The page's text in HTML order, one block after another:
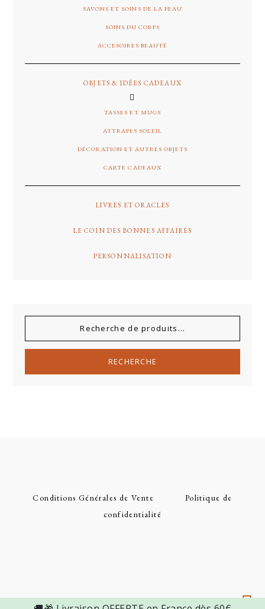
SAVONS ET SOINS DE LA PEAU
SOINS DU CORPS
ACCESOIRES BEAUTÉ
OBJETS & IDÉES CADEAUX
TASSES ET MUGS
ATTRAPES SOLEIL
DÉCORATION ET AUTRES OBJETS
CARTE CADEAUX
LIVRES ET ORACLES
LE COIN DES BONNES AFFAIRES
PERSONNALISATION
RECHERCHE
Conditions Générales de Vente
Politique de
confidentialité